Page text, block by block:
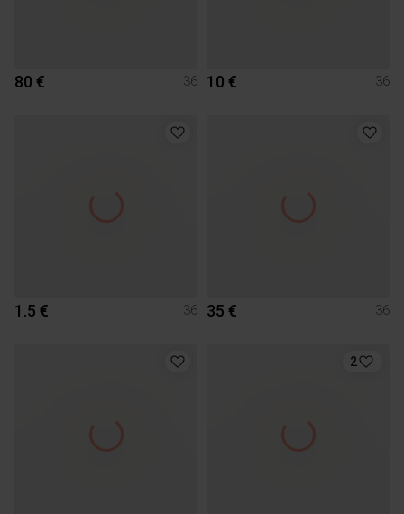
80 € 36 10 € 36
1.5 € 36 35 € 36
2